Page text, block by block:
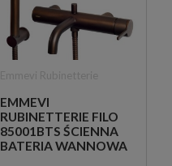
EMMEVI
RUBINETTERIE FILO
85001BTS ŚCIENNA
BATERIA WANNOWA